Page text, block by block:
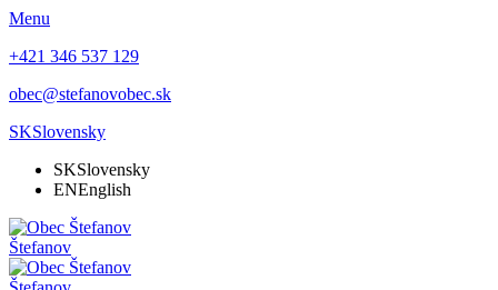
Menu
+421 346 537 129
obec@stefanovobec.sk
SKSlovensky
SKSlovensky
ENEnglish
Štefanov